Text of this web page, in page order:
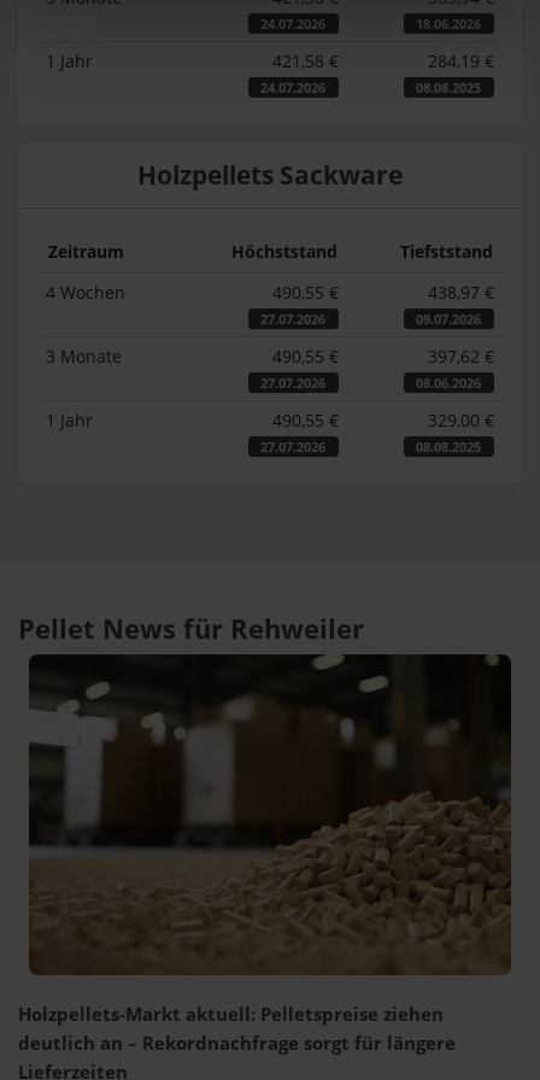
24.07.2026 18.06.2026
1 Jahr 421,58 €
24.07.2026
284,19 €
08.08.2025
Holzpellets Sackware
Zeitraum Höchststand
Tiefststand
4 Wochen
490,55 €
27.07.2026
438,97 €
09.07.2026
3 Monate 490,55 €
27.07.2026
397,62 €
08.06.2026
1 Jahr 490,55 €
27.07.2026
329,00 €
08.08.2025
Pellet News für Rehweiler
Holzpellets-Markt aktuell: Pelletspreise ziehen
deutlich an – Rekordnachfrage sorgt für längere
Lieferzeiten